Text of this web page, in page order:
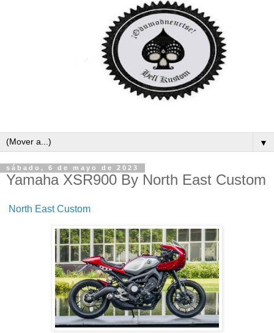
▼
sábado, 6 de mayo de 2023
Yamaha XSR900 By North East Custom
North East Custom